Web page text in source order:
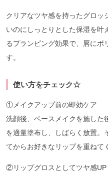
クリアなツヤ感を持ったグロッ
いのにしっとりとした保湿を叶
るプランピング効果で、唇にボ
す。
使い方をチェック☆
①メイクアップ前の即効ケア
洗顔後、ベースメイクを施した
を適量塗布し、しばらく放置。
てからお好きなリップを重ねて
②リップグロスとしてツヤ感UP